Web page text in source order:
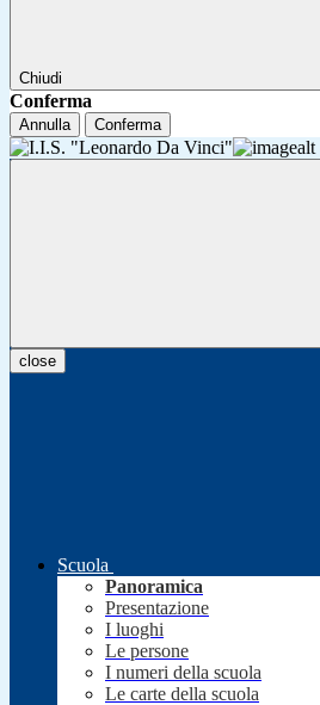
Chiudi
Conferma
Annulla Conferma
close
Scuola
Panoramica
Presentazione
I luoghi
Le persone
I numeri della scuola
Le carte della scuola